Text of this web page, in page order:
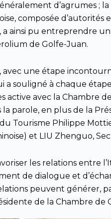
d’agrumes
composée
ainsi pu entreprendre
de Golfe-Juan.
une étape
a souligné à chaque
avec la Chambre
parole, en plus de la
Tourisme Philippe
et LIU Zhenguo,
les relations entre
de dialogue et
peuvent générer,
de la Chambre de